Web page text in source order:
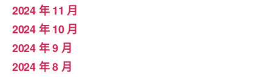
2024 年 11 月
2024 年 10 月
2024 年 9 月
2024 年 8 月